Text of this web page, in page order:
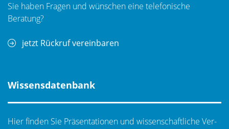
Sie haben Fragen und wünschen eine telefonische
Beratung?
jetzt Rückruf vereinbaren
Wissensdatenbank
Hier finden Sie Präsentationen und wissenschaftliche Ver­